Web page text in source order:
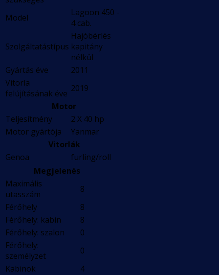
Model
Lagoon 450 -
4 cab.
Szolgáltatástípus
Hajóbérlés
kapitány
nélkül
Gyártás éve
2011
Vitorla
felújításának éve 2019
Motor
Teljesítmény
2 X 40 hp
Motor gyártója
Yanmar
Vitorlák
Genoa
furling/roll
Megjelenés
Maximális
utasszám
8
Férőhely
8
Férőhely: kabin
8
Férőhely: szalon
0
Férőhely:
személyzet
0
Kabinok
4